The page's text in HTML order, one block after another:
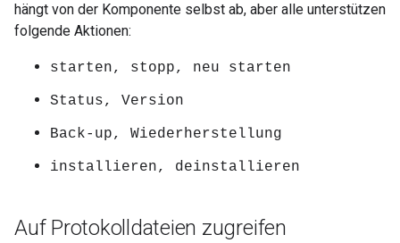
hängt von der Komponente selbst ab, aber alle unterstützen
folgende Aktionen:
starten, stopp, neu starten
Status, Version
Back-up, Wiederherstellung
installieren, deinstallieren
Auf Protokolldateien zugreifen